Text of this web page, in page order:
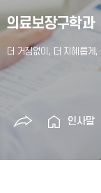
의료보장구학과
인사말